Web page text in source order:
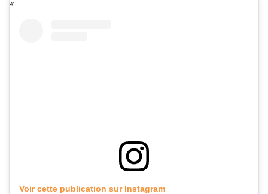
Voir cette publication sur Instagram